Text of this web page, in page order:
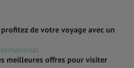
de votre voyage avec un
meilleures offres pour visiter